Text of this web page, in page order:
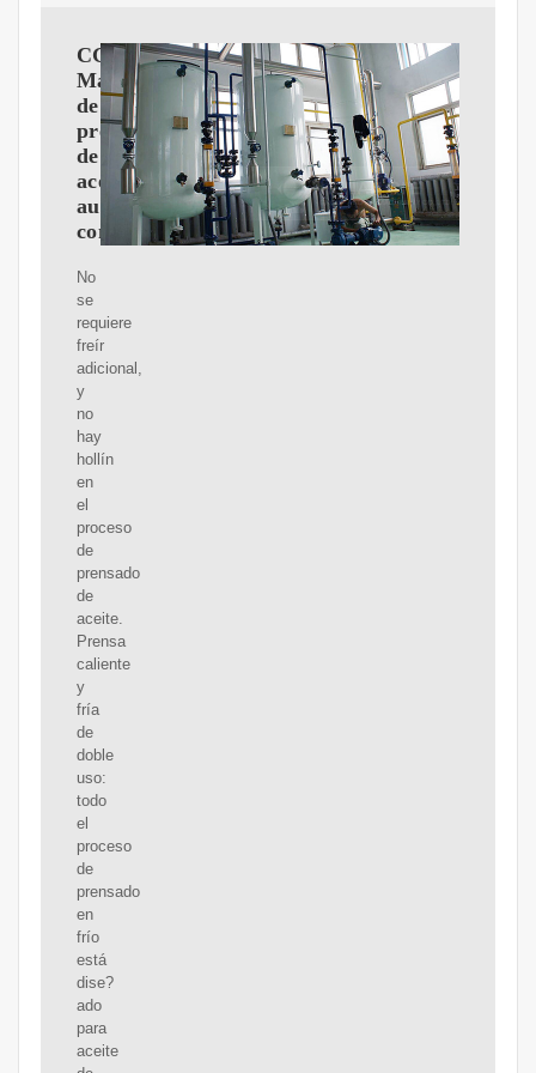
CGOLDENWALL
Máquina
de
prensa
de
aceite
automática
comercial
No
se
requiere
freír
adicional,
y
no
hay
hollín
en
el
proceso
de
prensado
de
aceite.
Prensa
caliente
y
fría
de
doble
uso:
todo
el
proceso
de
prensado
en
frío
está
dise?
ado
para
aceite